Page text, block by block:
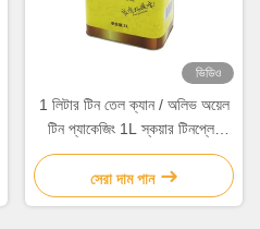
ভিডিও
1 লিটার টিন তেল ক্যান / অলিভ অয়েল
টিন প্যাকেজিং 1L স্কয়ার টিনপ্লেট
ক্যান ভার্জিন ভোজ্য তেল জন্য
সেরা দাম পান